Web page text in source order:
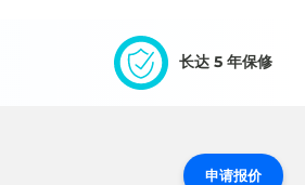
长达 5 年保修
申请报价